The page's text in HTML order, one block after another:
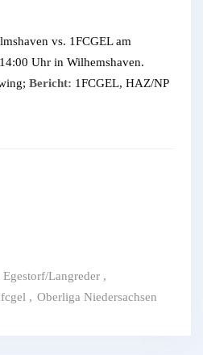
vs. 1FCGEL am
Uhr in Wilhemshaven.
Bericht: 1FCGEL, HAZ/NP
Egestorf/Langreder ,
, Oberliga Niedersachsen